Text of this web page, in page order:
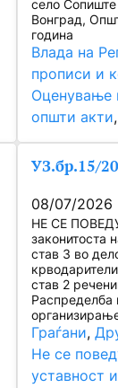
село
Вонград,
година
Влада на
прописи и
Оценување
општи акти,
УЗ.бр.15/
08/07/2026
НЕ СЕ
законитоста
став 3 во
став 2
Распределба
Граѓани,
Не се
уставност